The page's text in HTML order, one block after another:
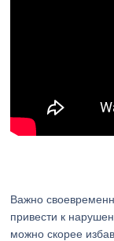
Важно
привести к
можно скорее